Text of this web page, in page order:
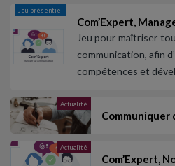
Jeu présentiel
Com’Expert,
Jeu pour maîtriser
communication, afin
compétences et
Actualité
Communiquer
Actualité
Com’Expert,